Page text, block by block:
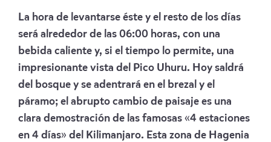
La hora de levantarse éste y el resto de los días
será alrededor de las 06:00 horas, con una
bebida caliente y, si el tiempo lo permite, una
impresionante vista del Pico Uhuru. Hoy saldrá
del bosque y se adentrará en el brezal y el
páramo; el abrupto cambio de paisaje es una
clara demostración de las famosas «4 estaciones
en 4 días» del Kilimanjaro. Esta zona de Hagenia